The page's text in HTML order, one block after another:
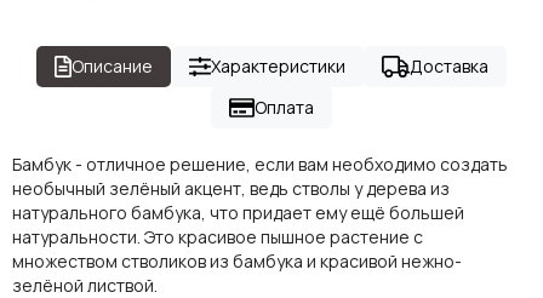
Описание Характеристики
Доставка
Оплата
Бамбук - отличное решение, если вам необходимо создать
необычный зелёный акцент, ведь стволы у дерева из
натурального бамбука, что придает ему ещё большей
натуральности. Это красивое пышное растение с
множеством стволиков из бамбука и красивой нежно-
зелёной листвой.